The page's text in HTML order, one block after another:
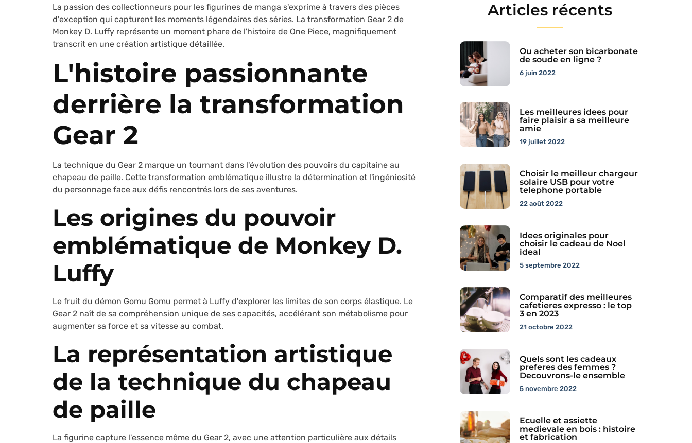
La passion des collectionneurs pour les figurines de manga s'exprime à travers des pièces
d'exception qui capturent les moments légendaires des séries. La transformation Gear 2 de
Monkey D. Luffy représente un moment phare de l'histoire de One Piece, magnifiquement
transcrit en une création artistique détaillée.
L'histoire passionnante
derrière la transformation
Gear 2
La technique du Gear 2 marque un tournant dans l'évolution des pouvoirs du capitaine au
chapeau de paille. Cette transformation emblématique illustre la détermination et l'ingéniosité
du personnage face aux défis rencontrés lors de ses aventures.
Les origines du pouvoir
emblématique de Monkey D.
Luffy
Le fruit du démon Gomu Gomu permet à Luffy d'explorer les limites de son corps élastique. Le
Gear 2 naît de sa compréhension unique de ses capacités, accélérant son métabolisme pour
augmenter sa force et sa vitesse au combat.
La représentation artistique
de la technique du chapeau
de paille
La figurine capture l'essence même du Gear 2, avec une attention particulière aux détails
Articles récents
Ou acheter son bicarbonate
de soude en ligne ?
6 juin 2022
Les meilleures idees pour
faire plaisir a sa meilleure
amie
19 juillet 2022
Choisir le meilleur chargeur
solaire USB pour votre
telephone portable
22 août 2022
Idees originales pour
choisir le cadeau de Noel
ideal
5 septembre 2022
Comparatif des meilleures
cafetieres expresso : le top
3 en 2023
21 octobre 2022
Quels sont les cadeaux
preferes des femmes ?
Decouvrons-le ensemble
5 novembre 2022
Ecuelle et assiette
medievale en bois : histoire
et fabrication